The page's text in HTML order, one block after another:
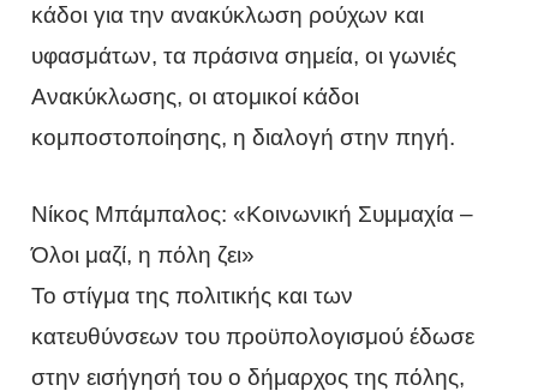
κάδοι για την ανακύκλωση ρούχων και
υφασμάτων, τα πράσινα σημεία, οι γωνιές
Ανακύκλωσης, οι ατομικοί κάδοι
κομποστοποίησης, η διαλογή στην πηγή.
Νίκος Μπάμπαλος: «Κοινωνική Συμμαχία –
Όλοι μαζί, η πόλη ζει»
Το στίγμα της πολιτικής και των
κατευθύνσεων του προϋπολογισμού έδωσε
στην εισήγησή του ο δήμαρχος της πόλης,